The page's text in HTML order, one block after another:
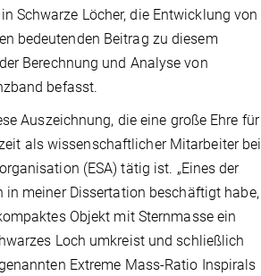
Schwarze Löcher, die Entwicklung von
bedeutenden Beitrag zu diesem
Berechnung und Analyse von
befasst.
Auszeichnung, die eine große Ehre für
als wissenschaftlicher Mitarbeiter bei
(ESA) tätig ist. „Eines der
in meiner Dissertation beschäftigt habe,
Objekt mit Sternmasse ein
Loch umkreist und schließlich
Extreme Mass-Ratio Inspirals